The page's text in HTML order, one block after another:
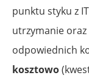
punktu styku z
utrzymanie
odpowiednich
kosztowo